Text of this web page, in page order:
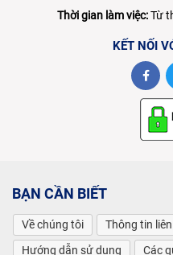
Thời gian làm việc:Từ
KẾT NỐI
BẠN CẦN BIẾT
Về chúng tôi Thông tin
Hướng dẫn sử dụng
Các